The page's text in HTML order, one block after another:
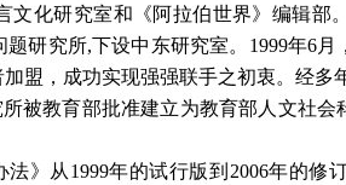
文化研究室和《阿拉伯世界》编辑部。
题研究所,下设中东研究室。 1999年6月
盟，成功实现强强联手之初衷。经多
被教育部批准建立为教育部人文社
法》从 1999年的试行版到 2006年的修